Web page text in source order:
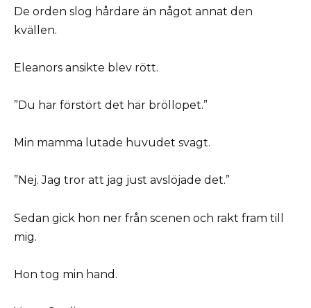
De orden slog hårdare än något annat den
kvällen.
Eleanors ansikte blev rött.
”Du har förstört det här bröllopet.”
Min mamma lutade huvudet svagt.
”Nej. Jag tror att jag just avslöjade det.”
Sedan gick hon ner från scenen och rakt fram till
mig.
Hon tog min hand.